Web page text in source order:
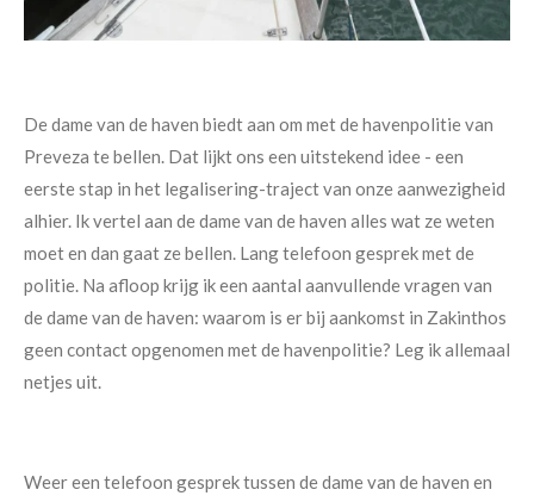
De dame van de haven biedt aan om met de havenpolitie van
Preveza te bellen. Dat lijkt ons een uitstekend idee - een
eerste stap in het legalisering-traject van onze aanwezigheid
alhier. Ik vertel aan de dame van de haven alles wat ze weten
moet en dan gaat ze bellen. Lang telefoon gesprek met de
politie. Na afloop krijg ik een aantal aanvullende vragen van
de dame van de haven: waarom is er bij aankomst in Zakinthos
geen contact opgenomen met de havenpolitie? Leg ik allemaal
netjes uit.
Weer een telefoon gesprek tussen de dame van de haven en